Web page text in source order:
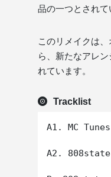
品の一つとされて
このリメイクは
ら、新たなアレ
れています。
Tracklist
A1. MC
A2.